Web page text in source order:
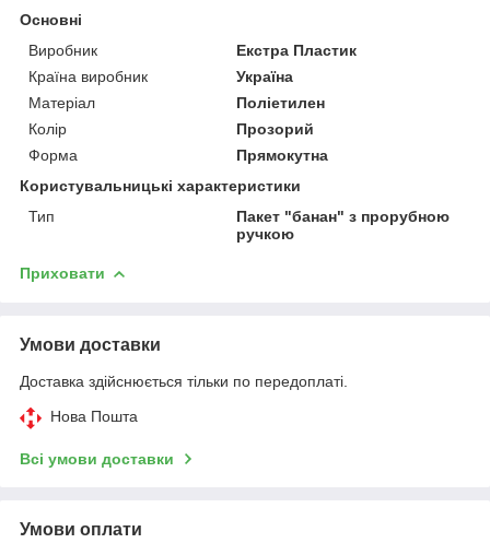
Основні
Виробник
Екстра Пластик
Країна виробник
Україна
Матеріал
Поліетилен
Колір
Прозорий
Форма
Прямокутна
Користувальницькі характеристики
Тип
Пакет "банан" з прорубною
ручкою
Приховати
Умови доставки
Доставка здійснюється тільки по передоплаті.
Нова Пошта
Всі умови доставки
Умови оплати